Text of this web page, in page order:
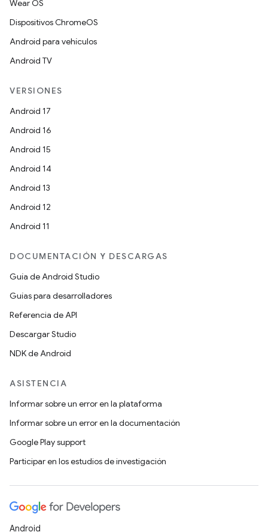
Wear OS
Dispositivos ChromeOS
Android para vehículos
Android TV
VERSIONES
Android 17
Android 16
Android 15
Android 14
Android 13
Android 12
Android 11
DOCUMENTACIÓN Y DESCARGAS
Guía de Android Studio
Guías para desarrolladores
Referencia de API
Descargar Studio
NDK de Android
ASISTENCIA
Informar sobre un error en la plataforma
Informar sobre un error en la documentación
Google Play support
Participar en los estudios de investigación
Android